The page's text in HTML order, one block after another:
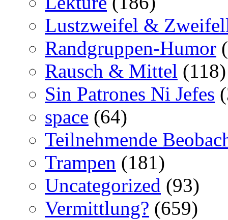
Lustzweifel &
Randgruppen-Humor
Rausch & Mittel (118)
Sin Patrones Ni Jefes
space (64)
Teilnehmende
Trampen (181)
Uncategorized (93)
Vermittlung? (659)